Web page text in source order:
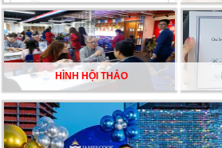
HÌNH HỘI THẢO